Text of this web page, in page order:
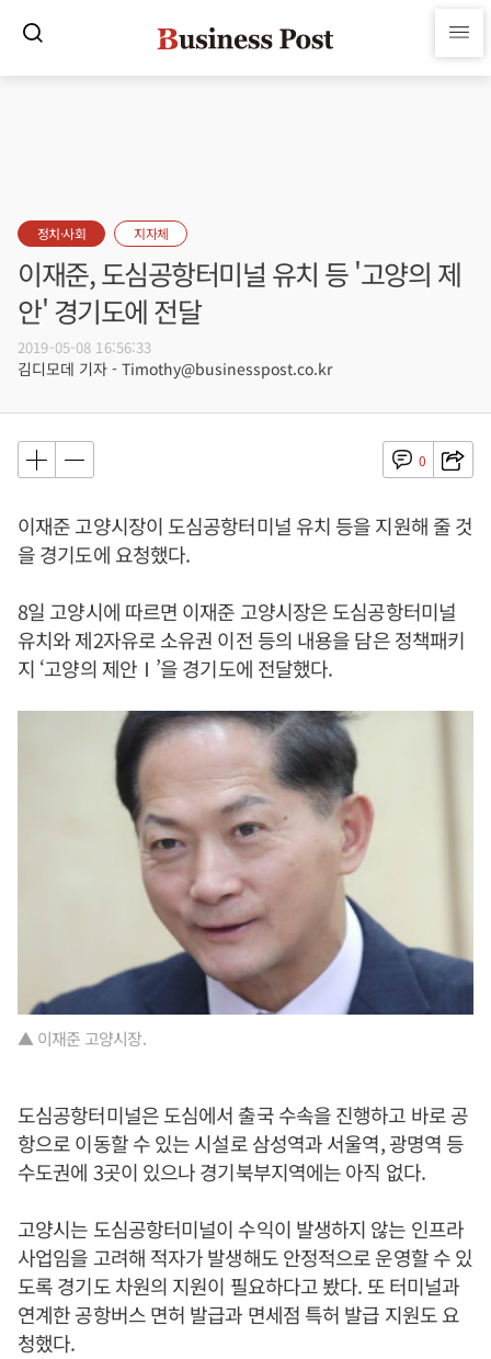
정치·사회 지자체
이재준, 도심공항터미널 유치 등 '고양의 제
안' 경기도에 전달
2019-05-08 16:56:33
김디모데 기자 - Timothy@businesspost.co.kr
0
이재준 고양시장이 도심공항터미널 유치 등을 지원해 줄 것
을 경기도에 요청했다.
8일 고양시에 따르면 이재준 고양시장은 도심공항터미널
유치와 제2자유로 소유권 이전 등의 내용을 담은 정책패키
지 ‘고양의 제안Ⅰ’을 경기도에 전달했다.
▲ 이재준 고양시장.
도심공항터미널은 도심에서 출국 수속을 진행하고 바로 공
항으로 이동할 수 있는 시설로 삼성역과 서울역, 광명역 등
수도권에 3곳이 있으나 경기북부지역에는 아직 없다.
고양시는 도심공항터미널이 수익이 발생하지 않는 인프라
사업임을 고려해 적자가 발생해도 안정적으로 운영할 수 있
도록 경기도 차원의 지원이 필요하다고 봤다. 또 터미널과
연계한 공항버스 면허 발급과 면세점 특허 발급 지원도 요
청했다.